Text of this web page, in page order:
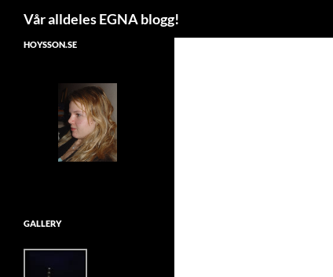
Vår alldeles EGNA blogg!
HOYSSON.SE
GALLERY